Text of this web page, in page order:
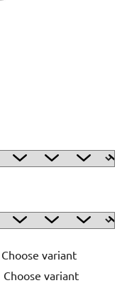
Choose variant
Choose variant